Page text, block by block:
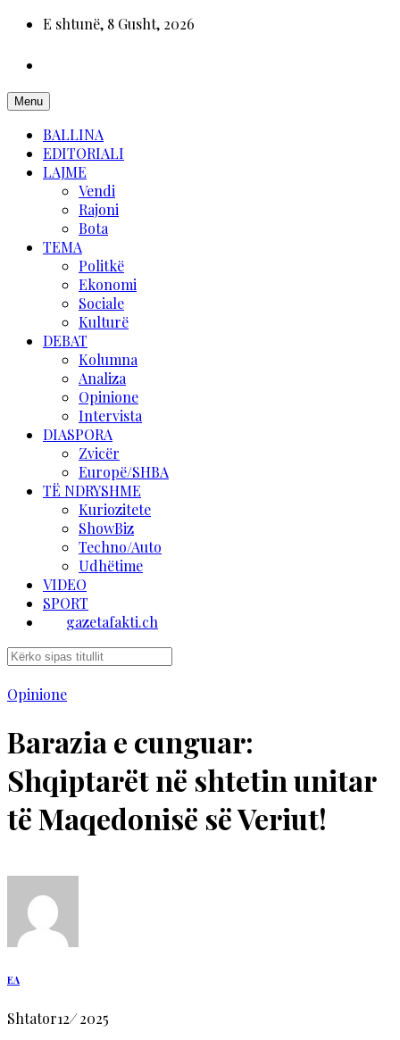
E shtunë, 8 Gusht, 2026
Menu
BALLINA
EDITORIALI
LAJME
Vendi
Rajoni
Bota
TEMA
Politkë
Ekonomi
Sociale
Kulturë
DEBAT
Kolumna
Analiza
Opinione
Intervista
DIASPORA
Zvicër
Europë/SHBA
TË NDRYSHME
Kuriozitete
ShowBiz
Techno/Auto
Udhëtime
VIDEO
SPORT
gazetafakti.ch
Opinione
Barazia e cunguar:
Shqiptarët në shtetin unitar
të Maqedonisë së Veriut!
EA
Shtator12/2025